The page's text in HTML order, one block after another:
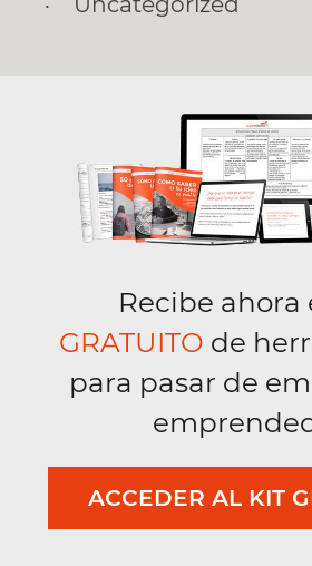
Recibe ahora
GRATUITO de
para pasar de
ACCEDER AL KIT